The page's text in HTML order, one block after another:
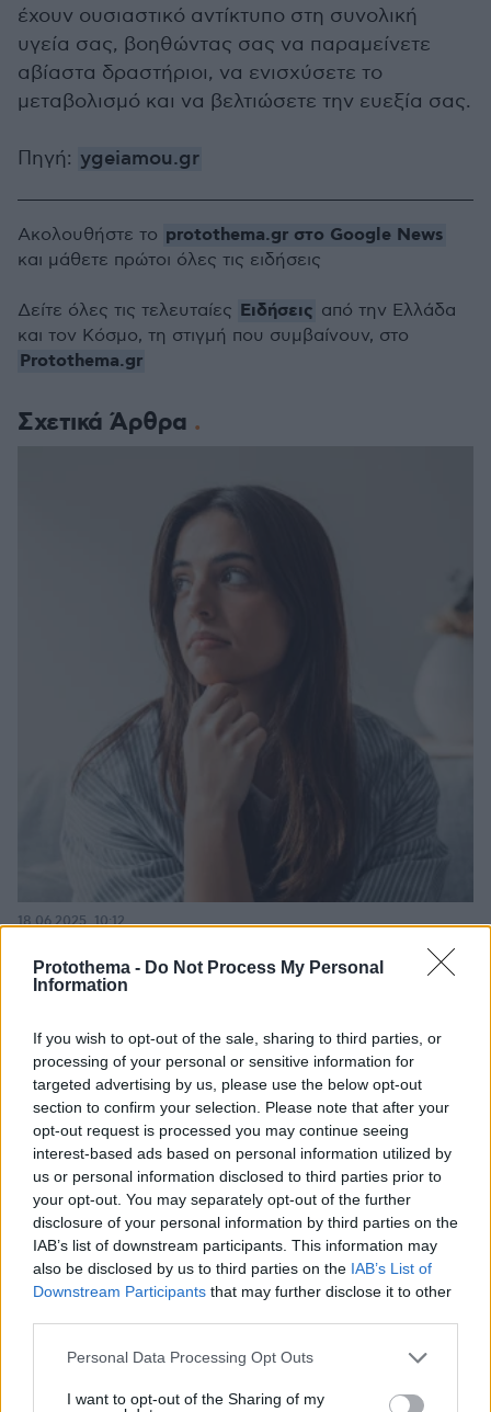
Protothema - Do Not Process My Personal
Information
If you wish to opt-out of the sale, sharing to third parties, or
processing of your personal or sensitive information for
targeted advertising by us, please use the below opt-out
section to confirm your selection. Please note that after your
opt-out request is processed you may continue seeing
interest-based ads based on personal information utilized by
us or personal information disclosed to third parties prior to
your opt-out. You may separately opt-out of the further
disclosure of your personal information by third parties on the
IAB’s list of downstream participants. This information may
also be disclosed by us to third parties on the IAB’s List of
Downstream Participants that may further disclose it to other
Please note that this website/app uses one or more Google
not limited to your visit or usage behaviour. You may click to
Personal Data Processing Opt Outs
I want to opt-out of the Sharing of my
έχουν ουσιαστικό αντίκτυπο στη συνολική
υγεία σας, βοηθώντας σας να παραμείνετε
αβίαστα δραστήριοι, να ενισχύσετε το
μεταβολισμό και να βελτιώσετε την ευεξία σας.
Πηγή: ygeiamou.gr
Σχετικά Άρθρα
18.06.2025, 10:12
Ακολουθήστε το protothema.gr στο Google News
και μάθετε πρώτοι όλες τις ειδήσεις
Δείτε όλες τις τελευταίες Ειδήσεις από την Ελλάδα
και τον Κόσμο, τη στιγμή που συμβαίνουν, στο
Protothema.gr